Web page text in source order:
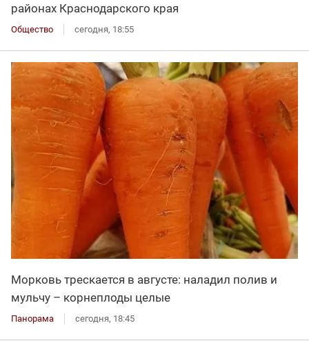
районах Краснодарского края
Общество сегодня, 18:55
Морковь трескается в августе: наладил полив и
мульчу – корнеплоды целые
Панорама сегодня, 18:45